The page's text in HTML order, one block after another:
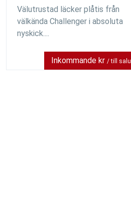
Välutrustad läcker plåtis från
välkända Challenger i absoluta
nyskick....
Inkommande kr / till salu